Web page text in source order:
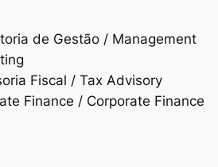
de Gestão / Management
Fiscal / Tax Advisory
Finance / Corporate Finance